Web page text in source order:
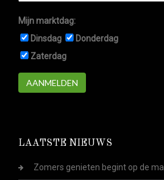
Mijn marktdag:
Dinsdag
Donderdag
Zaterdag
AANMELDEN
LAATSTE NIEUWS
Zomers genieten begint op de